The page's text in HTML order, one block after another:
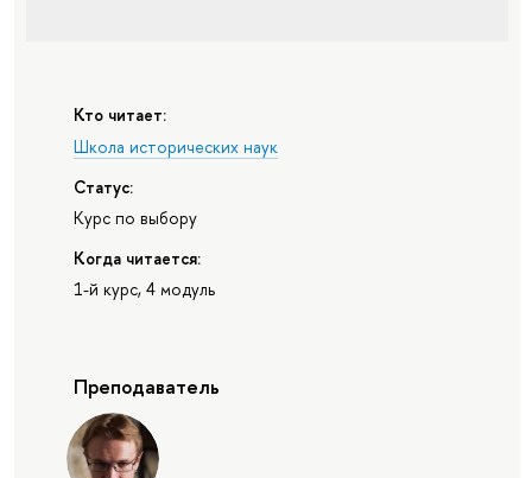
Кто читает:
Школа исторических наук
Статус:
Курс по выбору
Когда читается:
1-й курс, 4 модуль
Преподаватель